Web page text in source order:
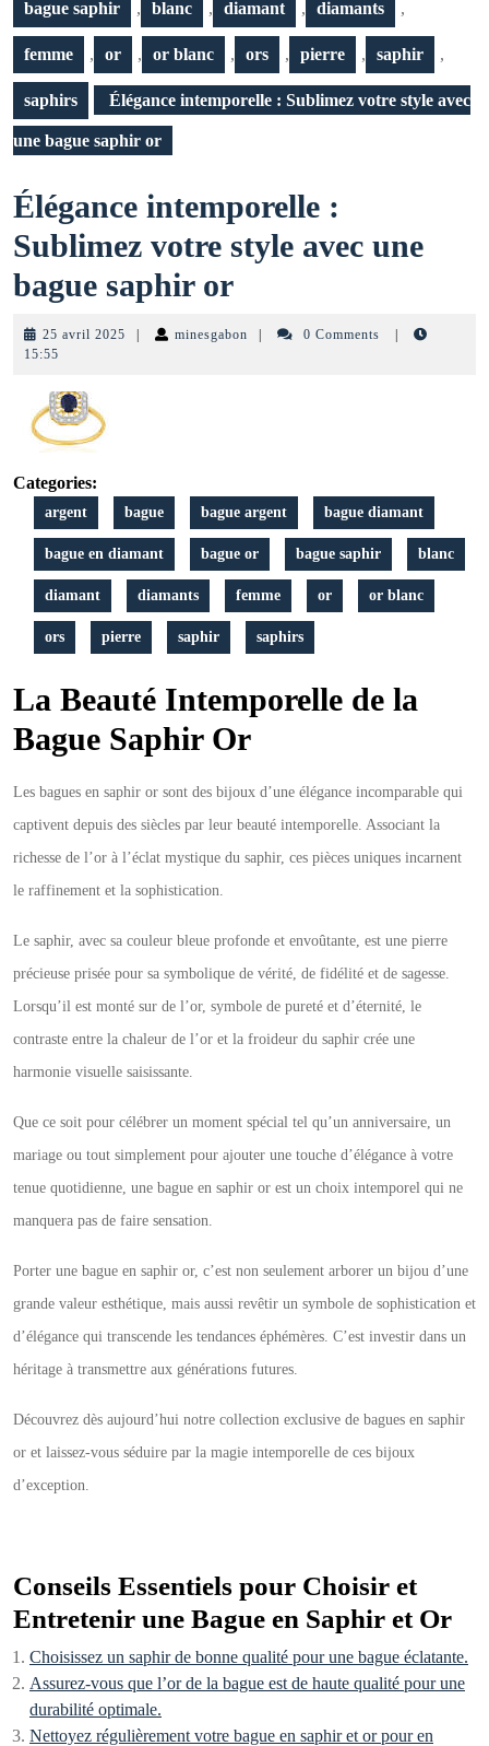
bague saphir , blanc , diamant , diamants ,
femme , or , or blanc , ors , pierre , saphir ,
saphirs Élégance intemporelle : Sublimez votre style avec
une bague saphir or
Élégance intemporelle :
Sublimez votre style avec une
bague saphir orÉlégance
intemporelle
avec
une
bague
saphir
25 avril 2025 25
minesgabon minesgabon0 Comments
15:55
Categories:
argent bague bague argent bague diamant
bague en diamant bague or bague saphir blanc
diamant diamants femme or or blanc
ors pierre saphir saphirs
La Beauté Intemporelle de la
Bague Saphir Or
Les bagues en saphir or sont des bijoux d’une élégance incomparable qui
captivent depuis des siècles par leur beauté intemporelle. Associant la
richesse de l’or à l’éclat mystique du saphir, ces pièces uniques incarnent
le raffinement et la sophistication.
Le saphir, avec sa couleur bleue profonde et envoûtante, est une pierre
précieuse prisée pour sa symbolique de vérité, de fidélité et de sagesse.
Lorsqu’il est monté sur de l’or, symbole de pureté et d’éternité, le
contraste entre la chaleur de l’or et la froideur du saphir crée une
harmonie visuelle saisissante.
Que ce soit pour célébrer un moment spécial tel qu’un anniversaire, un
mariage ou tout simplement pour ajouter une touche d’élégance à votre
tenue quotidienne, une bague en saphir or est un choix intemporel qui ne
manquera pas de faire sensation.
Porter une bague en saphir or, c’est non seulement arborer un bijou d’une
grande valeur esthétique, mais aussi revêtir un symbole de sophistication et
d’élégance qui transcende les tendances éphémères. C’est investir dans un
héritage à transmettre aux générations futures.
Découvrez dès aujourd’hui notre collection exclusive de bagues en saphir
or et laissez-vous séduire par la magie intemporelle de ces bijoux
d’exception.
Conseils Essentiels pour Choisir et
Entretenir une Bague en Saphir et Or
Choisissez un saphir de bonne qualité pour une bague éclatante.
Assurez-vous que l’or de la bague est de haute qualité pour une
durabilité optimale.
Nettoyez régulièrement votre bague en saphir et or pour en